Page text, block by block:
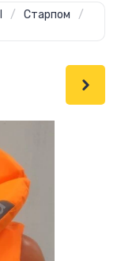
/ Старпом
/